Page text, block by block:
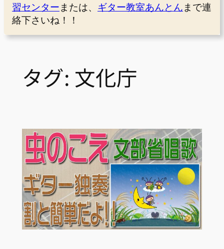
習センター または、 ギター教室あんとん まで連
絡下さいね！！
タグ: 文化庁